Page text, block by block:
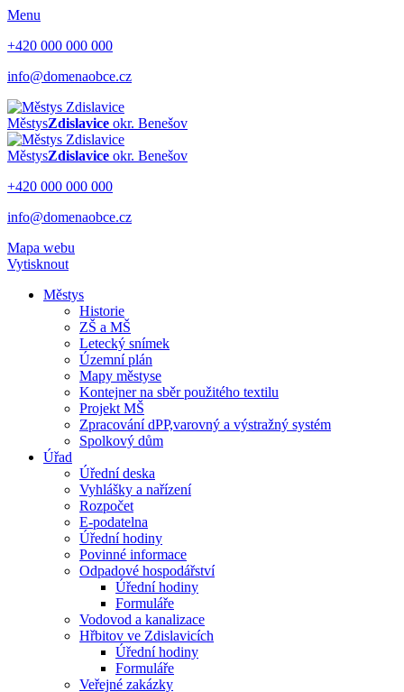
Menu
+420 000 000 000
info@domenaobce.cz
MěstysZdislavice okr. Benešov
MěstysZdislavice okr. Benešov
+420 000 000 000
info@domenaobce.cz
Mapa webu
Vytisknout
Městys
Historie
ZŠ a MŠ
Letecký snímek
Územní plán
Mapy městyse
Kontejner na sběr použitého textilu
Projekt MŠ
Zpracování dPP,varovný a výstražný systém
Spolkový dům
Úřad
Úřední deska
Vyhlášky a nařízení
Rozpočet
E-podatelna
Úřední hodiny
Povinné informace
Odpadové hospodářství
Úřední hodiny
Formuláře
Vodovod a kanalizace
Hřbitov ve Zdislavicích
Úřední hodiny
Formuláře
Veřejné zakázky